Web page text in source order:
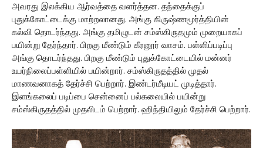
அவரது இலக்கிய ஆர்வத்தை வளர்த்தன. தந்தைக்குப்
புதுக்கோட்டைக்கு மாற்றலானது. அங்கு கிருஷ்ணமூர்த்தியின்
கல்வி தொடர்ந்தது. அங்கு தமிழுடன் சம்ஸ்கிருதமும் முறையாகப்
பயின்று தேர்ந்தார். பிறகு மீண்டும் கீரனூர் வாசம். பள்ளிப்படிப்பு
அங்கு தொடர்ந்தது. பிறகு மீண்டும் புதுக்கோட்டையில் மன்னர்
உயர்நிலைப்பள்ளியில் பயின்றார். சம்ஸ்கிருதத்தில் முதல்
மாணவனாகத் தேர்ச்சி பெற்றார். இண்டர்மீடியட் முடித்தார்.
இளங்கலைப் படிப்பை சென்னைப் பல்கலையில் பயின்று
சம்ஸ்கிருதத்தில் முதலிடம் பெற்றார். ஹிந்தியிலும் தேர்ச்சி பெற்றார்.